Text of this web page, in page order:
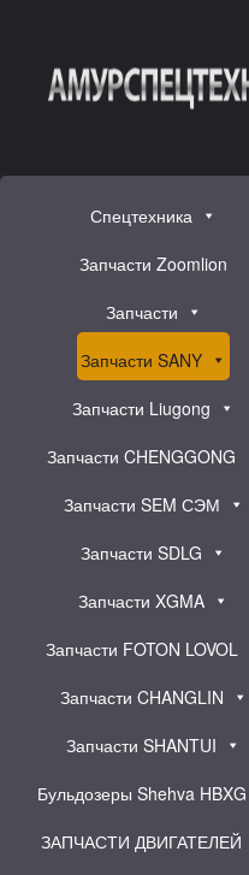
Спецтехника
Запчасти Zoomlion
Запчасти
Запчасти SANY
Запчасти Liugong
Запчасти CHENGGONG
Запчасти SEM СЭМ
Запчасти SDLG
Запчасти XGMA
Запчасти FOTON LOVOL
Запчасти CHANGLIN
Запчасти SHANTUI
Бульдозеры Shehva HBXG
ЗАПЧАСТИ ДВИГАТЕЛЕЙ